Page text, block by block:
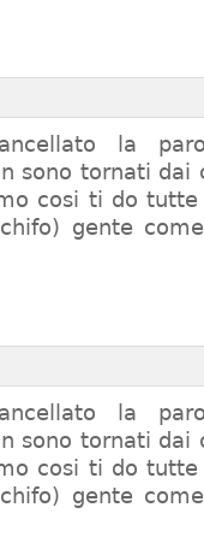
la
sono tornati dai
cosi ti do tutte
gente
la
sono tornati dai
cosi ti do tutte
gente